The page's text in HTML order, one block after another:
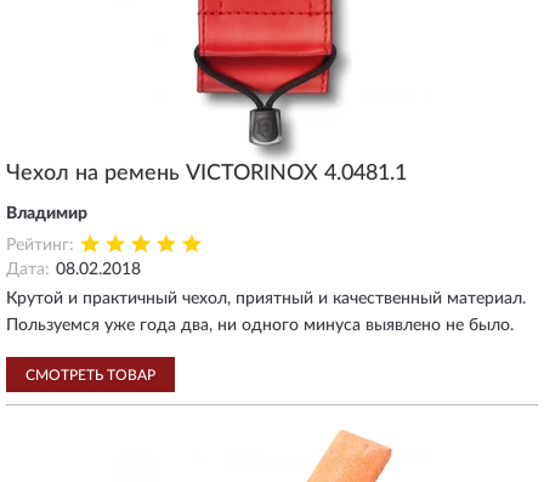
Чехол на ремень VICTORINOX 4.0481.1
Владимир
Рейтинг:
Дата: 08.02.2018
Крутой и практичный чехол, приятный и качественный материал.
Пользуемся уже года два, ни одного минуса выявлено не было.
СМОТРЕТЬ ТОВАР